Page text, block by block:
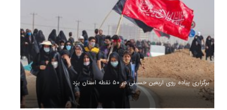
برگزاری پیاده روی اربعین حسینی در ۵۰ نقطه استان یزد
آغاز اجرای طرح ملی توسعه نیروگاه‌های خورشیدی خانگی